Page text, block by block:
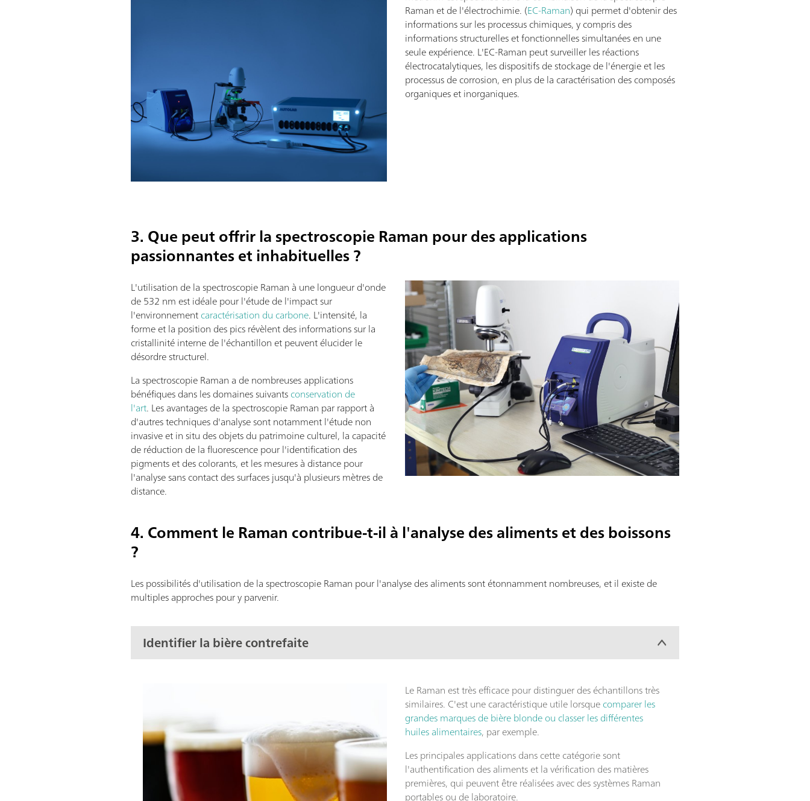
Raman et de l'électrochimie. (EC-Raman) qui permet d'obtenir des
informations sur les processus chimiques, y compris des
informations structurelles et fonctionnelles simultanées en une
seule expérience. L'EC-Raman peut surveiller les réactions
électrocatalytiques, les dispositifs de stockage de l'énergie et les
processus de corrosion, en plus de la caractérisation des composés
organiques et inorganiques.
3. Que peut offrir la spectroscopie Raman pour des applications
passionnantes et inhabituelles ?
L'utilisation de la spectroscopie Raman à une longueur d'onde
de 532 nm est idéale pour l'étude de l'impact sur
l'environnementcaractérisation du carbone. L'intensité, la
forme et la position des pics révèlent des informations sur la
cristallinité interne de l'échantillon et peuvent élucider le
désordre structurel.
La spectroscopie Raman a de nombreuses applications
bénéfiques dans les domaines suivantsconservation de
l'art. Les avantages de la spectroscopie Raman par rapport à
d'autres techniques d'analyse sont notamment l'étude non
invasive et in situ des objets du patrimoine culturel, la capacité
de réduction de la fluorescence pour l'identification des
pigments et des colorants, et les mesures à distance pour
l'analyse sans contact des surfaces jusqu'à plusieurs mètres de
distance.
4. Comment le Raman contribue-t-il à l'analyse des aliments et des boissons
?
Les possibilités d'utilisation de la spectroscopie Raman pour l'analyse des aliments sont étonnamment nombreuses, et il existe de
multiples approches pour y parvenir.
Identifier la bière contrefaite
Le Raman est très efficace pour distinguer des échantillons très
similaires. C'est une caractéristique utile lorsquecomparer les
grandes marques de bière blonde ou classer les différentes
huiles alimentaires, par exemple.
Les principales applications dans cette catégorie sont
l'authentification des aliments et la vérification des matières
premières, qui peuvent être réalisées avec des systèmes Raman
portables ou de laboratoire.